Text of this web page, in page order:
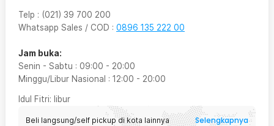
Telp : (021) 39 700 200
Whatsapp Sales / COD : 0896 135 222 00
Jam buka:
Senin - Sabtu : 09:00 - 20:00
Minggu/Libur Nasional : 12:00 - 20:00
Idul Fitri: libur
Beli langsung/self pickup di kota lainnya Selengkapnya